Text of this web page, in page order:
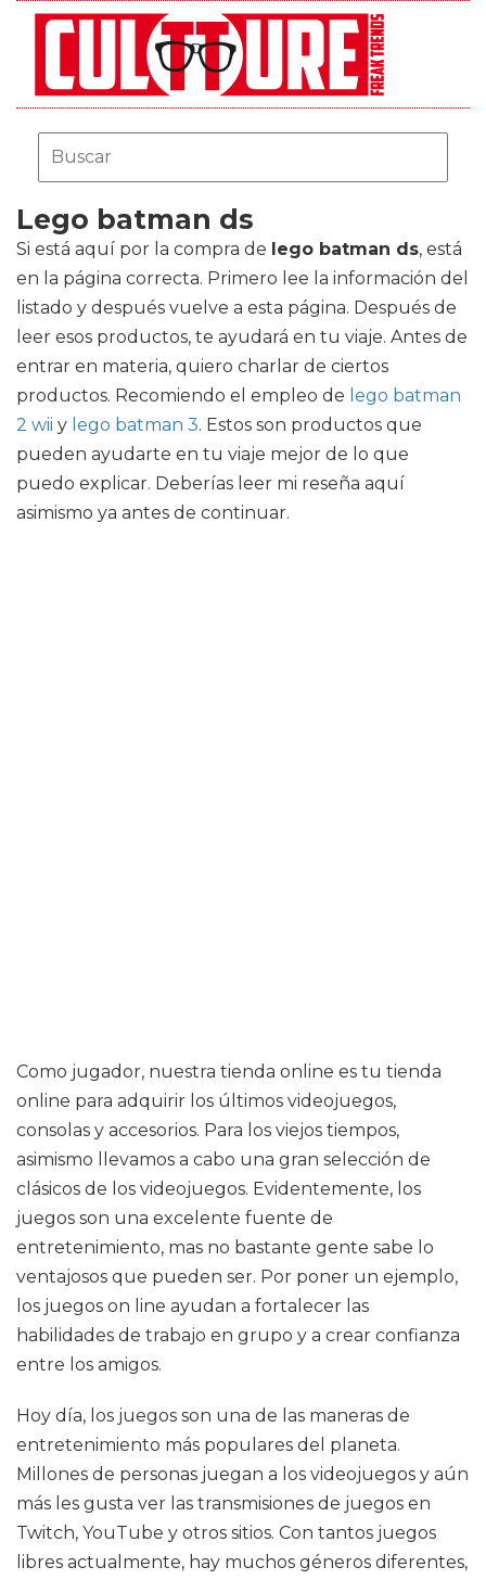
Lego batman ds
Si está aquí por la compra de lego batman ds, está
en la página correcta. Primero lee la información del
listado y después vuelve a esta página. Después de
leer esos productos, te ayudará en tu viaje. Antes de
entrar en materia, quiero charlar de ciertos
productos. Recomiendo el empleo de lego batman
2 wii y lego batman 3. Estos son productos que
pueden ayudarte en tu viaje mejor de lo que
puedo explicar. Deberías leer mi reseña aquí
asimismo ya antes de continuar.
Como jugador, nuestra tienda online es tu tienda
online para adquirir los últimos videojuegos,
consolas y accesorios. Para los viejos tiempos,
asimismo llevamos a cabo una gran selección de
clásicos de los videojuegos. Evidentemente, los
juegos son una excelente fuente de
entretenimiento, mas no bastante gente sabe lo
ventajosos que pueden ser. Por poner un ejemplo,
los juegos on line ayudan a fortalecer las
habilidades de trabajo en grupo y a crear confianza
entre los amigos.
Hoy día, los juegos son una de las maneras de
entretenimiento más populares del planeta.
Millones de personas juegan a los videojuegos y aún
más les gusta ver las transmisiones de juegos en
Twitch, YouTube y otros sitios. Con tantos juegos
libres actualmente, hay muchos géneros diferentes,